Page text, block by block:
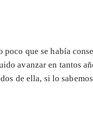
que se había
avanzar en tantos
de ella, si lo